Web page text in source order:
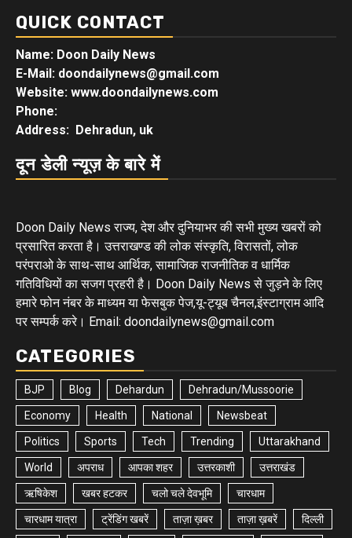
QUICK CONTACT
Name: Doon Daily News
E-Mail: doondailynews@gmail.com
Website: www.doondailynews.com
Phone:
Address: Dehradun, uk
दून डेली न्यूज़ के बारे में
Doon Daily News राज्य, देश और दुनियाभर की सभी मुख्य खबरों को
प्रसारित करता है। उत्तराखण्ड की लोक संस्कृति, विरासतों, लोक
परंपराओ के साथ-साथ आर्थिक, सामाजिक राजनीतिक व धार्मिक
गतिविधियों का सजग प्रहरी है। Doon Daily News से जुड़ने के लिए
हमारे फोन नंबर के माध्यम या फेसबुक पेज,यू-ट्यूब चैनल,इंस्टाग्राम आदि
पर सम्पर्क करे। Email: doondailynews@gmail.com
CATEGORIES
BJP Blog Dehardun Dehradun/Mussoorie
Economy Health National Newsbeat
Politics Sports Tech Trending Uttarakhand
World अपराध आपका शहर उत्तरकाशी उत्तराखंड
ऋषिकेश खबर हटकर चलो चले देवभूमि चारधाम
चारधाम यात्रा ट्रेंडिंग खबरें ताज़ा ख़बर ताज़ा ख़बरें दिल्ली